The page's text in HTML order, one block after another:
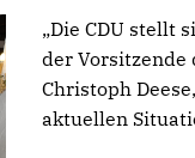
Die CDU stellt
der Vorsitzende
Christoph
aktuellen